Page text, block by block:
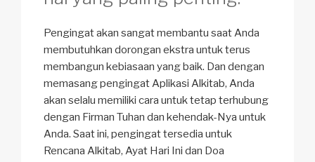
Pengingat akan sangat membantu saat Anda
membutuhkan dorongan ekstra untuk terus
membangun kebiasaan yang baik. Dan dengan
memasang pengingat Aplikasi Alkitab, Anda
akan selalu memiliki cara untuk tetap terhubung
dengan Firman Tuhan dan kehendak-Nya untuk
Anda. Saat ini, pengingat tersedia untuk
Rencana Alkitab, Ayat Hari Ini dan Doa